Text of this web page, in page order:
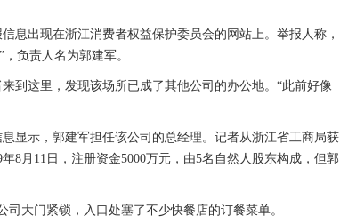
息出现在浙江消费者权益保护委员会的网站上。举报人称，
负责人名为郭建军。
到这里，发现该场所已成了其他公司的办公地。“此前好像
显示，郭建军担任该公司的总经理。记者从浙江省工商局获
8月11日，注册资金5000万元，由5名自然人股东构成，但郭
大门紧锁，入口处塞了不少快餐店的订餐菜单。